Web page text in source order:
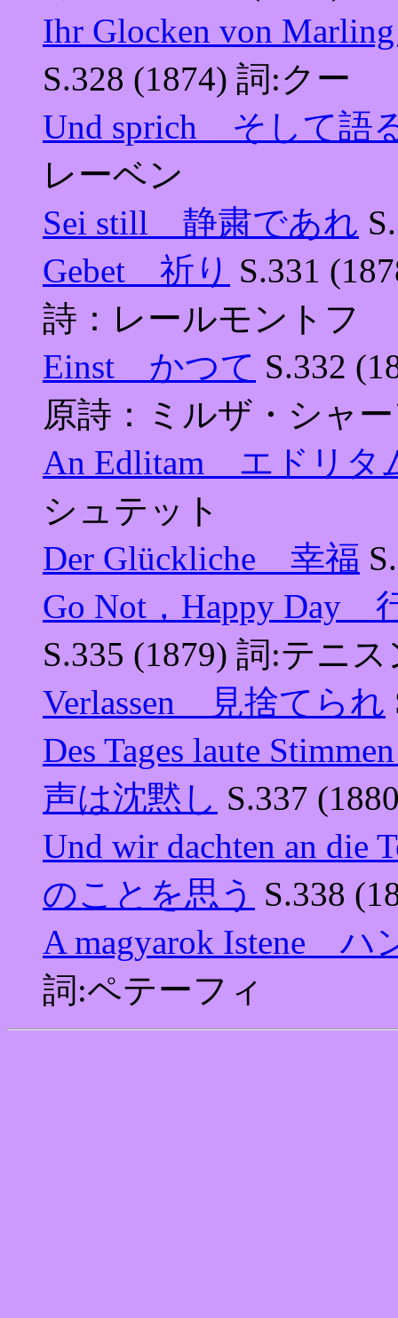
Ihr Glocken von
S.328 (1874) 詞:クー
Und sprich そして語
レーベン
Sei still 静粛であれ
Gebet 祈り S.331
詩：レールモントフ
Einst かつて S.332
原詩：ミルザ・シャ
An Edlitam エドリタ
シュテット
Der Glückliche 幸福
Go Not，Happy Day
S.335 (1879) 詞:テニス
Verlassen 見捨てられ
Des Tages laute
声は沈黙し S.337
Und wir dachten an
のことを思う S.338
A magyarok Istene ハ
詞:ペテーフィ